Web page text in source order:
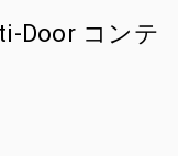
Door コンテ